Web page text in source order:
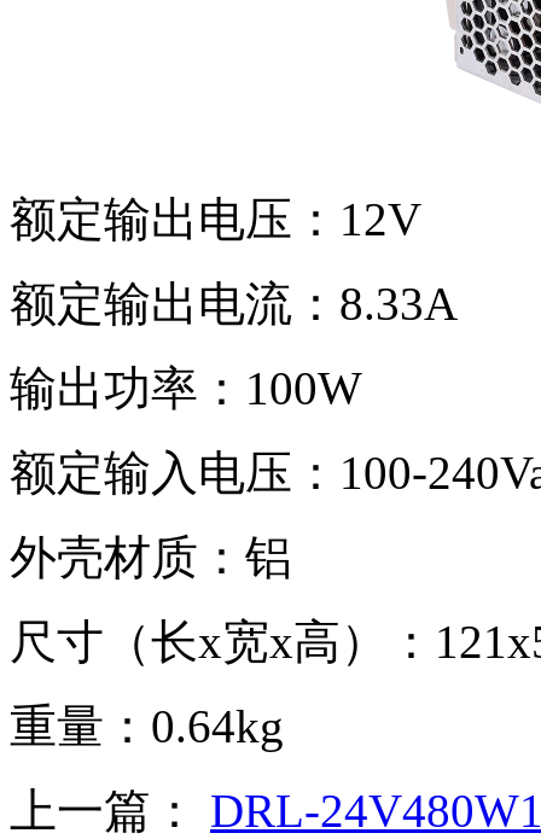
额定输出电压：12V
额定输出电流：8.33A
输出功率：100W
额定输入电压：100-
外壳材质：铝
尺寸（长x宽x高）：
重量：0.64kg
上一篇： DRL-